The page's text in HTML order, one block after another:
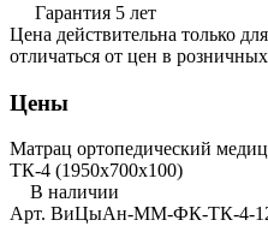
Гарантия 5 лет
Цена действительна только
отличаться от цен в
Цены
Матрац ортопедический
ТК-4 (1950x700x100)
В наличии
Арт. ВиЦыАн-ММ-ФК-ТК-4-